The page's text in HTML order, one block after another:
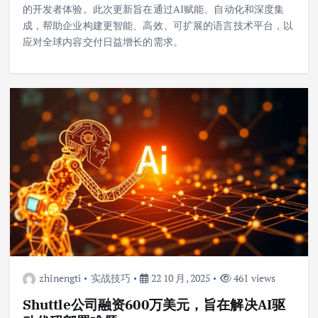
的开发者体验。此次更新旨在通过AI赋能、自动化和深度集
成，帮助企业构建更智能、高效、可扩展的语言技术平台，以
应对全球内容交付日益增长的需求。
zhinengti 实战技巧 22 10 月, 2025 461 views
Shuttle公司融资600万美元，旨在解决AI驱